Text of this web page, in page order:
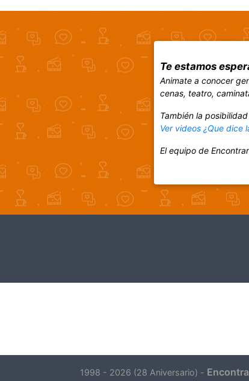
Te estamos
Animate a conocer
cenas, teatro,
También la
Ver videos ¿Que dice
El equipo de
1998 - 2026 (28 Aniversario) -